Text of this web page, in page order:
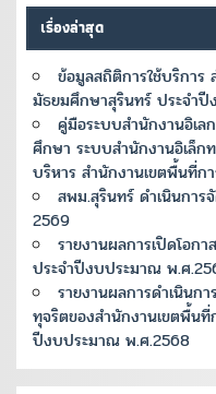
เรื่องล่าสุด
ข้อมูลสถิติการใช้บริการ
มัธยมศึกษาสุรินทร์ ประจำ
คู่มือระบบสำนักงานอิเล
ศึกษา ระบบสำนักงานอิเล็
บริหาร สำนักงานเขตพื้นที่
สพม.สุรินทร์ ดำเนินการ
2569
รายงานผลการเปิดโอก
ประจำปีงบประมาณ พ.ศ
รายงานผลการดำเนินก
ทุจริตของสำนักงานเขตพื้น
ปีงบประมาณ พ.ศ.2568